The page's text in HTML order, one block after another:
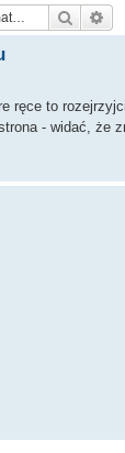
Szukaj
ręce to
- widać, że